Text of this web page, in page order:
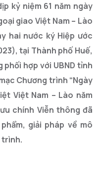
kỷ niệm 61 năm ngày
giao Việt Nam – Lào
hai nước ký Hiệp ước
tại Thành phố Huế,
hợp với UBND tỉnh
Chương trình “Ngày
Việt Nam – Lào năm
chính Viễn thông đã
giải pháp về mô
trình.